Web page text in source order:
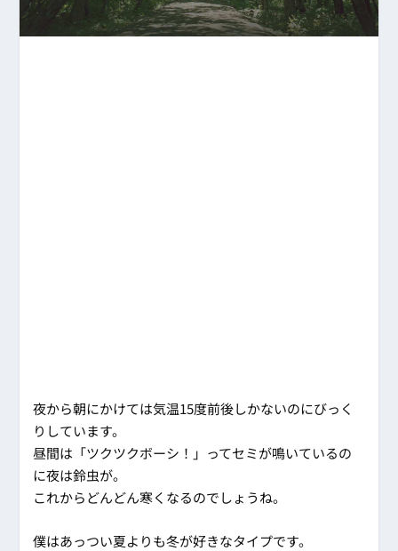
夜から朝にかけては気温15度前後しかないのにびっく
りしています。
昼間は「ツクツクボーシ！」ってセミが鳴いているの
に夜は鈴虫が。
これからどんどん寒くなるのでしょうね。
僕はあっつい夏よりも冬が好きなタイプです。